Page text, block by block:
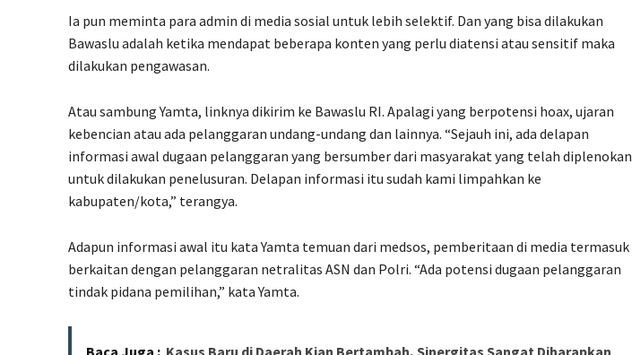
Ia pun meminta para admin di media sosial untuk lebih selektif. Dan yang bisa dilakukan
Bawaslu adalah ketika mendapat beberapa konten yang perlu diatensi atau sensitif maka
dilakukan pengawasan.
Atau sambung Yamta, linknya dikirim ke Bawaslu RI. Apalagi yang berpotensi hoax, ujaran
kebencian atau ada pelanggaran undang-undang dan lainnya. “Sejauh ini, ada delapan
informasi awal dugaan pelanggaran yang bersumber dari masyarakat yang telah diplenokan
untuk dilakukan penelusuran. Delapan informasi itu sudah kami limpahkan ke
kabupaten/kota,” terangya.
Adapun informasi awal itu kata Yamta temuan dari medsos, pemberitaan di media termasuk
berkaitan dengan pelanggaran netralitas ASN dan Polri. “Ada potensi dugaan pelanggaran
tindak pidana pemilihan,” kata Yamta.